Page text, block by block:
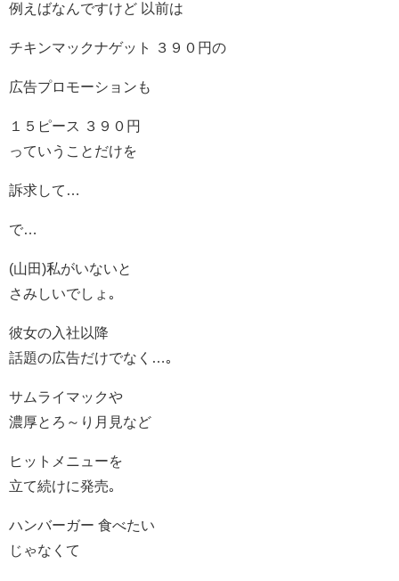
例えばなんですけど 以前は
チキンマックナゲット ３９０円の
広告プロモーションも
１５ピース ３９０円
っていうことだけを
訴求して…
で…
(山田)私がいないと
さみしいでしょ｡
彼女の入社以降
話題の広告だけでなく…｡
サムライマックや
濃厚とろ～り月見など
ヒットメニューを
立て続けに発売｡
ハンバーガー 食べたい
じゃなくて